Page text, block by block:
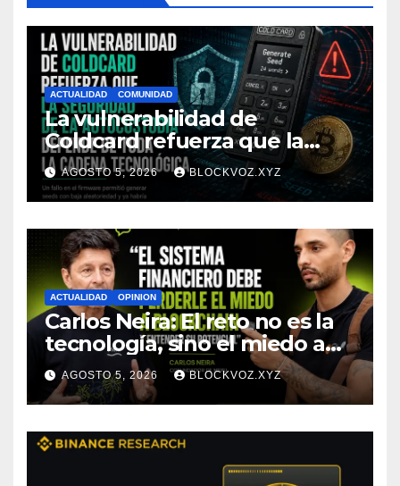
ACTUALIDAD COMUNIDAD
La vulnerabilidad de
Coldcard refuerza que la
seguridad de la autocustodia
depende de toda la cadena
tecnológica, afirma CoinEx
Research
AGOSTO 5, 2026 BLOCKVOZ.XYZ
ACTUALIDAD OPINION
Carlos Neira: El reto no es la
tecnología, sino el miedo a
entenderla
AGOSTO 5, 2026 BLOCKVOZ.XYZ